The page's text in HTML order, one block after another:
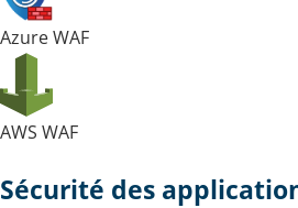
Azure WAF
AWS WAF
Sécurité des